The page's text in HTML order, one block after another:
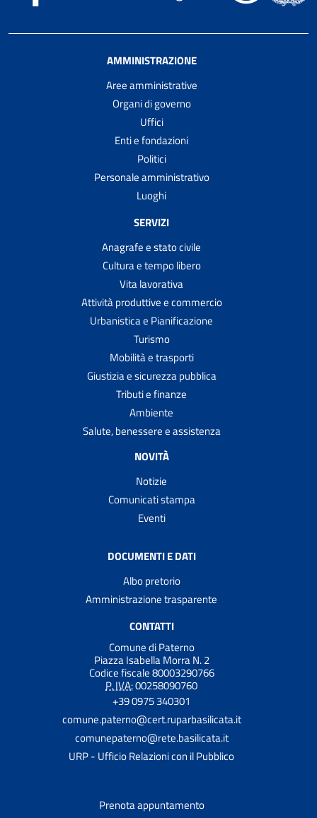
AMMINISTRAZIONE
Aree amministrative
Organi di governo
Uffici
Enti e fondazioni
Politici
Personale amministrativo
Luoghi
SERVIZI
Anagrafe e stato civile
Cultura e tempo libero
Vita lavorativa
Attività produttive e commercio
Urbanistica e Pianificazione
Turismo
Mobilità e trasporti
Giustizia e sicurezza pubblica
Tributi e finanze
Ambiente
Salute, benessere e assistenza
NOVITÀ
Notizie
Comunicati stampa
Eventi
DOCUMENTI E DATI
Albo pretorio
Amministrazione trasparente
CONTATTI
Comune di Paterno
Piazza Isabella Morra N. 2
Codice fiscale 80003290766
P. IVA:00258090760
+39 0975 340301
comune.paterno@cert.ruparbasilicata.it
comunepaterno@rete.basilicata.it
URP - Ufficio Relazioni con il Pubblico
Prenota appuntamento